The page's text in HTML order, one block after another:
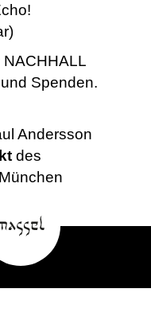
NACHHALL
Spenden.
Andersson
des